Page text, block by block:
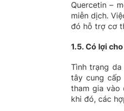
Quercetin –
miễn dịch.
đó hỗ trợ cơ
1.5. Có lợi
Tình trạng
tây cung cấp
tham gia vào
khi đó, các